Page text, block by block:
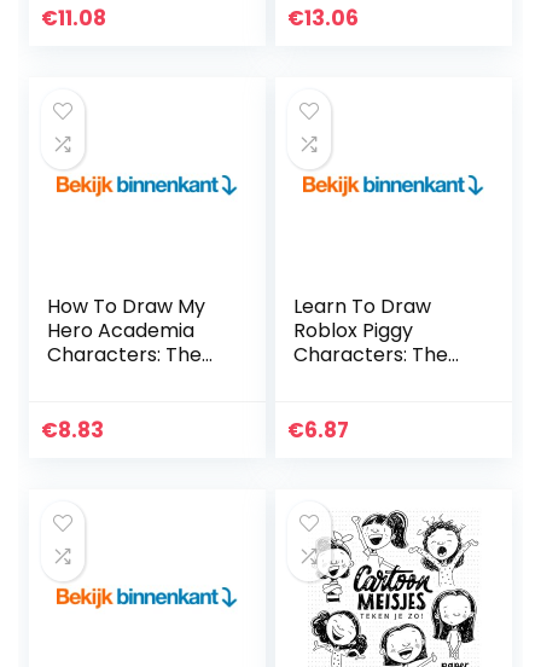
Drawing Happy
Creatures
€11.08 €13.06
How To Draw My
Hero Academia
Characters: The
Cute My Hero
€8.83
Learn To Draw
Roblox Piggy
Characters: The
Roblox Piggy
€6.87